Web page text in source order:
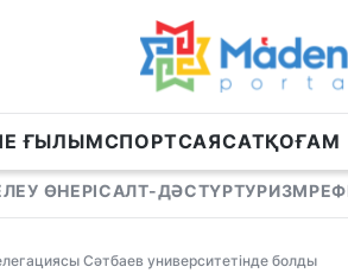
ҒЫЛЫМСПОРТСАЯСАТҚОҒАМ
ӨНЕРІСАЛТ-ДӘСТҮРТУРИЗМ
Сәтбаев университетінде болды